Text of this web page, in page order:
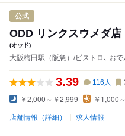
公式
ODD リンクスウメダ店
(オッド)
大阪梅田駅（阪急）/ビストロ､ お
3.39 116 人
￥2,000～￥2,999 ￥1,000
店舗情報（詳細） 求人情報